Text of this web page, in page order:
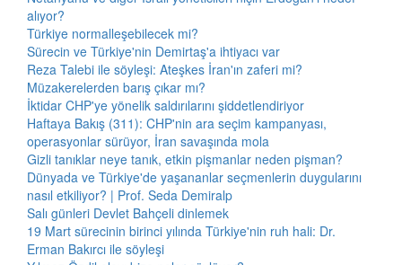
alıyor?
Türkiye normalleşebilecek mi?
Sürecin ve Türkiye'nin Demirtaş'a ihtiyacı var
Reza Talebi ile söyleşi: Ateşkes İran'ın zaferi mi?
Müzakerelerden barış çıkar mı?
İktidar CHP'ye yönelik saldırılarını şiddetlendiriyor
Haftaya Bakış (311): CHP'nin ara seçim kampanyası,
operasyonlar sürüyor, İran savaşında mola
Gizli tanıklar neye tanık, etkin pişmanlar neden pişman?
Dünyada ve Türkiye'de yaşananlar seçmenlerin duygularını
nasıl etkiliyor? | Prof. Seda Demiralp
Salı günleri Devlet Bahçeli dinlemek
19 Mart sürecinin birinci yılında Türkiye'nin ruh hali: Dr.
Erman Bakırcı ile söyleşi